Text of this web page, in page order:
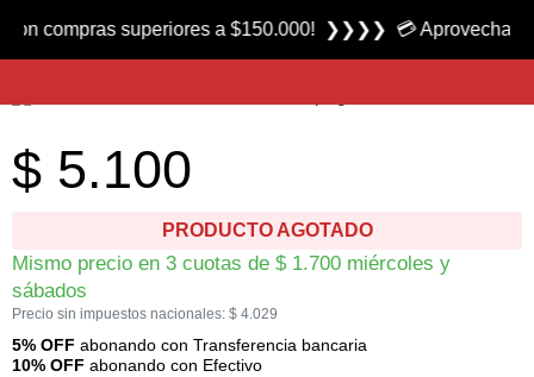
Producto nuevo
Calentador Eléctrico de Inmersión Eco marca FC
$ 5.100
PRODUCTO AGOTADO
Mismo precio en 3 cuotas de $1.700 miércoles y
sábados
Precio sin impuestos nacionales: $ 4.029
5% OFF abonando con Transferencia bancaria
10% OFF abonando con Efectivo
superiores a $150.000! ❯❯❯❯ 💳 Aprovecha las 3